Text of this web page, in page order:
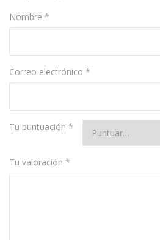
Nombre *
Correo electrónico *
Tu puntuación *
Tu valoración *